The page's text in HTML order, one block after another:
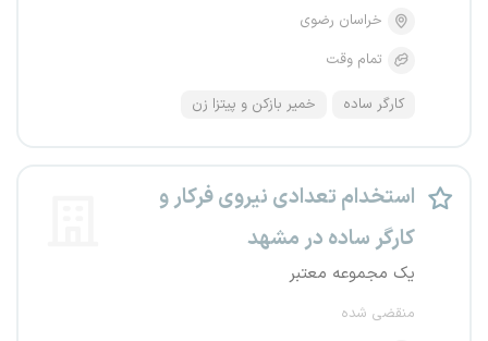
خراسان رضوی
تمام وقت
کارگر ساده خمیر بازکن و پیتزا زن
استخدام تعدادی نیروی فرکار و
کارگر ساده در مشهد
یک مجموعه معتبر
منقضی شده